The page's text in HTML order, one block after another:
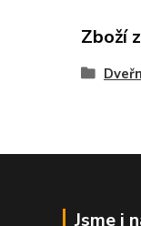
Zboží
Jsme i